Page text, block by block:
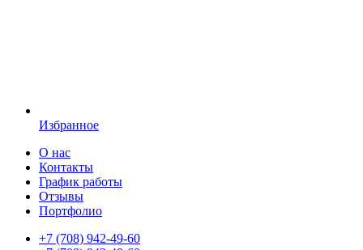
Избранное
О нас
Контакты
График работы
Отзывы
Портфолио
+7 (708) 942-49-60